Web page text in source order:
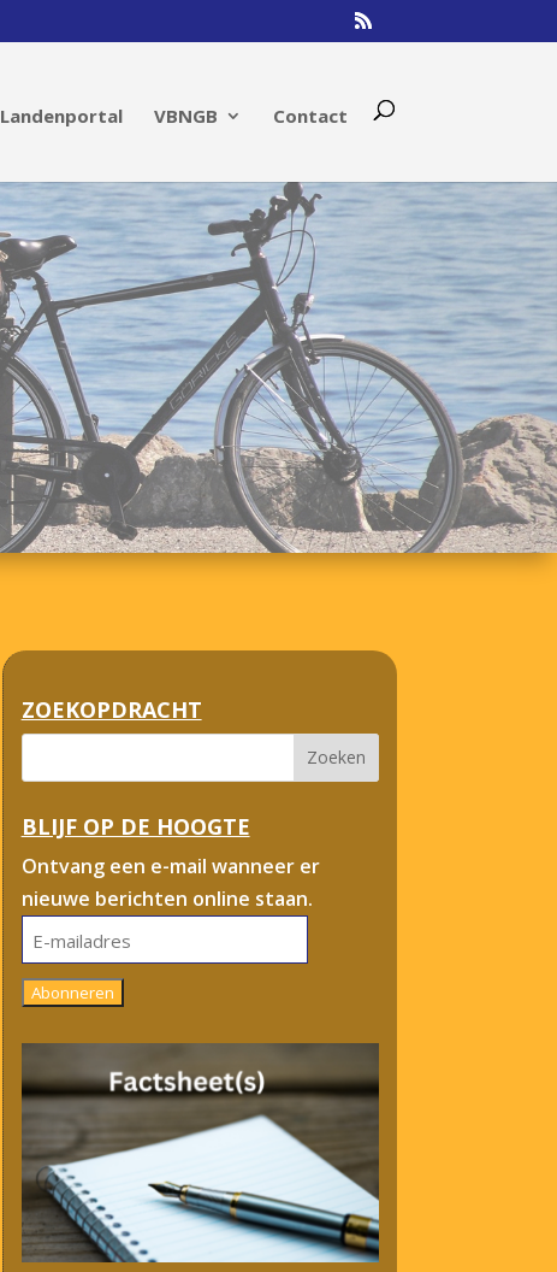
Landenportal VBNGB Contact
ZOEKOPDRACHT
BLIJF OP DE HOOGTE
Ontvang een e-mail wanneer er
nieuwe berichten online staan.
E-
mailadres
Abonneren